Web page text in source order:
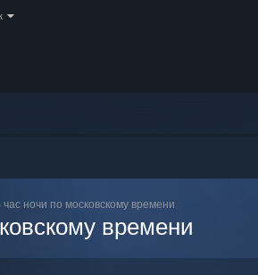
час ночи по московскому времени
времени